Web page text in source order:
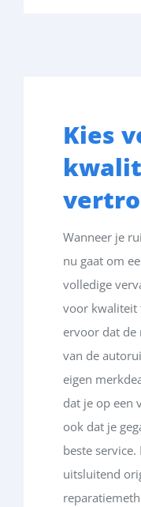
Kies
Wanneer je
nu gaat om
volledige
voor kwaliteit
ervoor dat de
van de auto
eigen merkd
dat je op een
ook dat je
beste service.
uitsluitend